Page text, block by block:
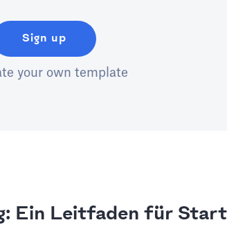
Sign up
your own template
Ein Leitfaden für